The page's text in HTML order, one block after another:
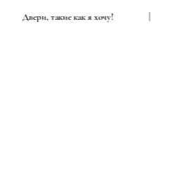
Двери, такие как я хочу!